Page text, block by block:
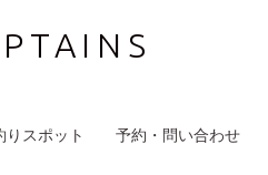
りスポット 予約・問い合わせ